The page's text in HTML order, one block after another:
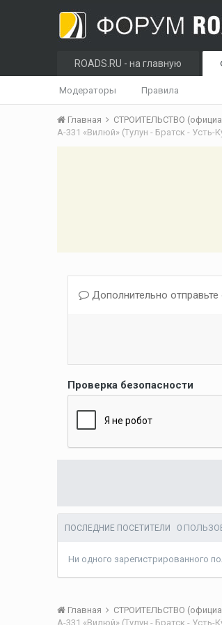
ROADS.RU - на главную
Модераторы Правила
Главная СТРОИТЕЛЬСТВО
А-331 «Вилюй» (Тулун - Братск -
Дополнительно
Проверка безопасности
ПОСЛЕДНИЕ ПОСЕТИТЕЛИ 0
Ни одного зарегистрированного
Главная СТРОИТЕЛЬСТВО
А-331 «Вилюй» (Тулун - Братск -